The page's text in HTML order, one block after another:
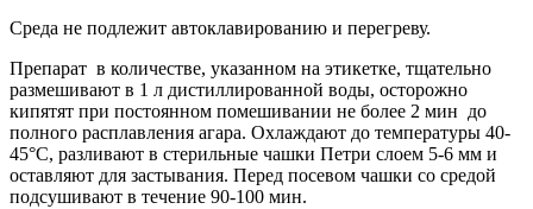
Среда не подлежит автоклавированию и перегреву.
Препарат в количестве, указанном на этикетке, тщательно
размешивают в 1 л дистиллированной воды, осторожно
кипятят при постоянном помешивании не более 2 мин до
полного расплавления агара. Охлаждают до температуры 40-
45°С, разливают в стерильные чашки Петри слоем 5-6 мм и
оставляют для застывания. Перед посевом чашки со средой
подсушивают в течение 90-100 мин.